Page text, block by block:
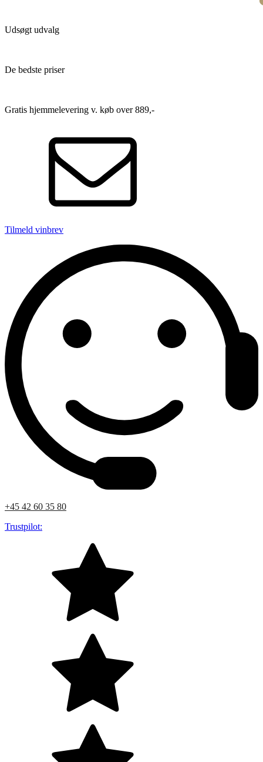
Udsøgt udvalg
De bedste priser
Gratis hjemmelevering v. køb over 889,-
Tilmeld vinbrev
+45 42 60 35 80
Trustpilot: